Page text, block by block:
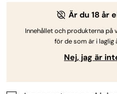
Är du 18 år
Innehållet och produkterna på
för de som är i laglig
Nej, jag är